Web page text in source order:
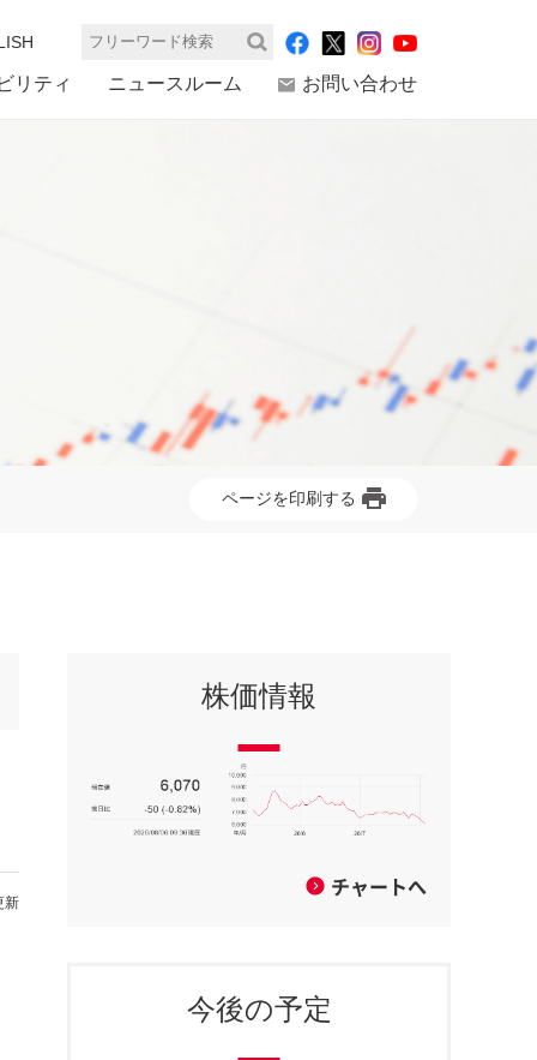
リティ ニュースルーム お問い合わせ
ページを印刷する
新
株価情報
チャートへ
今後の予定